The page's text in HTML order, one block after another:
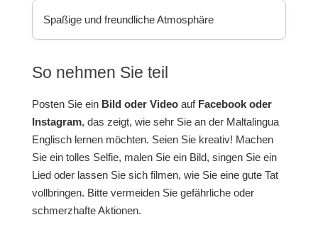
Spaßige und freundliche Atmosphäre
So nehmen Sie teil
Posten Sie ein Bild oder Video auf Facebook oder
Instagram, das zeigt, wie sehr Sie an der Maltalingua
Englisch lernen möchten. Seien Sie kreativ! Machen
Sie ein tolles Selfie, malen Sie ein Bild, singen Sie ein
Lied oder lassen Sie sich filmen, wie Sie eine gute Tat
vollbringen. Bitte vermeiden Sie gefährliche oder
schmerzhafte Aktionen.